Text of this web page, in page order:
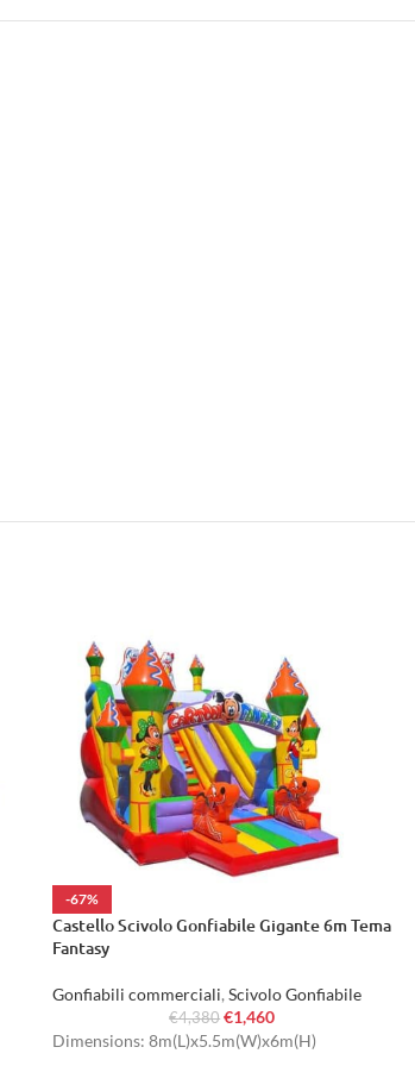
-67%
Castello Scivolo Gonfiabile Gigante 6m Tema
Fantasy
Gonfiabili commerciali, Scivolo Gonfiabile
€4,380 €1,460
Dimensions: 8m(L)x5.5m(W)x6m(H)